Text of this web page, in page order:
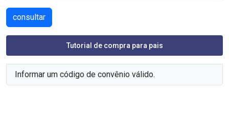
Tutorial de compra para pais
Informar um código de convênio válido.